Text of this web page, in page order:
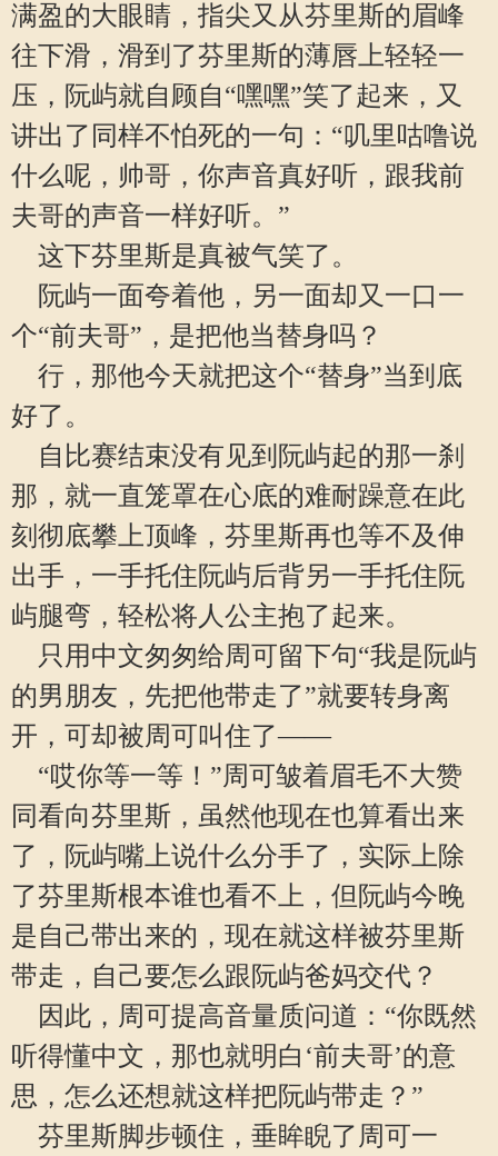
满盈的大眼睛，指尖又从芬里斯的眉峰
往下滑，滑到了芬里斯的薄唇上轻轻一
压，阮屿就自顾自“嘿嘿”笑了起来，又
讲出了同样不怕死的一句：“叽里咕噜说
什么呢，帅哥，你声音真好听，跟我前
夫哥的声音一样好听。”
这下芬里斯是真被气笑了。
阮屿一面夸着他，另一面却又一口一
个“前夫哥”，是把他当替身吗？
行，那他今天就把这个“替身”当到底
好了。
自比赛结束没有见到阮屿起的那一刹
那，就一直笼罩在心底的难耐躁意在此
刻彻底攀上顶峰，芬里斯再也等不及伸
出手，一手托住阮屿后背另一手托住阮
屿腿弯，轻松将人公主抱了起来。
只用中文匆匆给周可留下句“我是阮屿
的男朋友，先把他带走了”就要转身离
开，可却被周可叫住了——
“哎你等一等！”周可皱着眉毛不大赞
同看向芬里斯，虽然他现在也算看出来
了，阮屿嘴上说什么分手了，实际上除
了芬里斯根本谁也看不上，但阮屿今晚
是自己带出来的，现在就这样被芬里斯
带走，自己要怎么跟阮屿爸妈交代？
因此，周可提高音量质问道：“你既然
听得懂中文，那也就明白‘前夫哥’的意
思，怎么还想就这样把阮屿带走？”
芬里斯脚步顿住，垂眸睨了周可一